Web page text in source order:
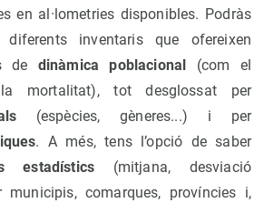
en al·lometries disponibles. Podràs
diferents inventaris que ofereixen
de dinàmica poblacional
(com el
mortalitat), tot desglossat per
(espècies, gèneres...) i per
. A més, tens l’opció de saber
estadístics (mitjana, desviació
municipis, comarques, províncies i,